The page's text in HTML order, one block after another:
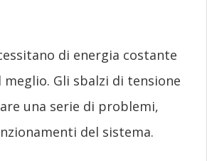
di energia costante
Gli sbalzi di tensione
una serie di problemi,
del sistema.